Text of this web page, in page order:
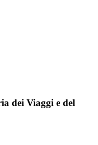
dei Viaggi e del